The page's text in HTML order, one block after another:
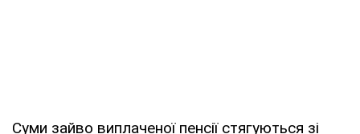
Суми зайво виплаченої пенсії стягуються зі